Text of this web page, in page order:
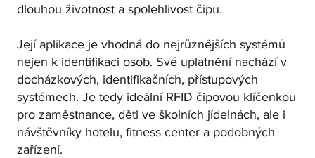
dlouhou životnost a spolehlivost čipu.
Její aplikace je vhodná do nejrůznějších systémů
nejen k identifikaci osob. Své uplatnění nachází v
docházkových, identifikačních, přístupových
systémech. Je tedy ideální RFID čipovou klíčenkou
pro zaměstnance, děti ve školních jídelnách, ale i
návštěvníky hotelu, fitness center a podobných
zařízení.